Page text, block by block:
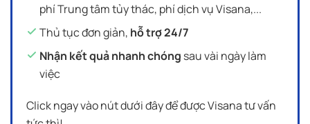
phí Trung tâm tủy thác, phí dịch vụ Visana,...
Thủ tục đơn giản, hỗ trợ 24/7
Nhận kết quả nhanh chóng sau vài ngày làm
việc
Click ngay vào nút dưới đây để được Visana tư vấn